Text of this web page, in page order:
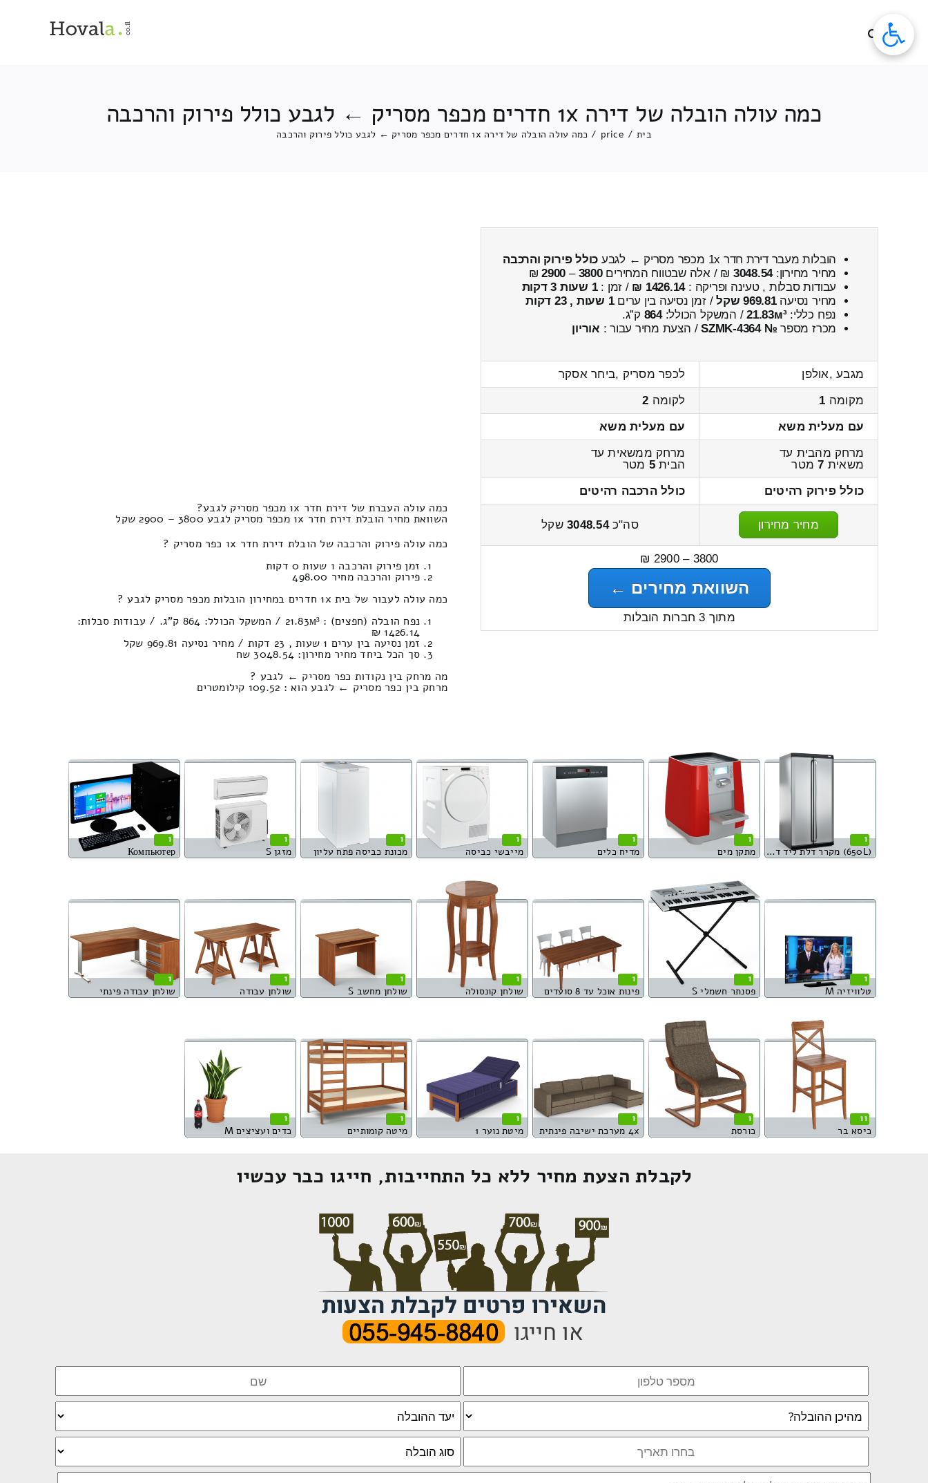
כמה עולה הובלה של דירה 1x חדרים מכפר מסריק ← לגבע כולל פירוק והרכבה
בית /
price
/ כמה עולה הובלה של דירה 1x חדרים מכפר מסריק ← לגבע כולל פירוק והרכבה
הובלות מעבר דירת חדר 1x מכפר מסריק ← לגבע
כולל פירוק והרכבה
מחיר מחירון:3048.54 ₪ / אלה שבטווח המחירים3800
–
2900
₪
עבודות סבלות , טעינה ופריקה :1426.14 ₪ / זמן :1 שעות 3 דקות
מחיר נסיעה969.81 שקל / זמן נסיעה בין ערים1 שעות , 23 דקות
נפח כללי:21.83м³/ המשקל הכולל:864 ק”ג.
מכרז מספר № SZMK-4364 / הצעת מחיר עבור : אוריון
מגבע ,אולפן
לכפר מסריק ,ביחר אסקר
מקומה 1 לקומה 2
עם מעלית משא
עם מעלית משא
מרחק מהבית עד
משאית 7מטר
מרחק ממשאית עד
הבית5 מטר
כולל פירוק רהיטים
כולל הרכבה רהיטים
מחיר מחירון סה"כ3048.54שקל
3800 – 2900 ₪
השוואת מחירים ←
מתוך 3 חברות הובלות
כמה עולה העברת של דירת חדר 1x מכפר מסריק לגבע?
השוואת מחיר הובלת דירת חדר 1x מכפר מסריק לגבע 3800 – 2900 שקל
כמה עולה פירוק והרכבה של הובלת דירת חדר 1x כפר מסריק ?
זמן פירוק והרכבה 1 שעות 0 דקות
פירוק והרכבה מחיר 498.00
כמה עולה לעבור של בית 1x חדרים במחירון הובלות מכפר מסריק לגבע ?
נפח הובלה (חפצים) : 21.83м³ / המשקל הכולל: 864 ק”ג. / עבודות סבלות:
1426.14 ₪
זמן נסיעה בין ערים 1 שעות , 23 דקות / מחיר נסיעה 969.81 שקל
סך הכל ביחד מחיר מחירון: 3048.54 שח
מה מרחק בין נקודות כפר מסריק ← לגבע ?
מרחק בין כפר מסריק ← לגבע הוא : 109.52 קילומטרים
1
(650L) מקרר דלת ליד דלת
1
מתקן מים
1
מדיח כלים
1
מייבשי כביסה
1
מכונת כביסה פתח עליון
1
מזגן S
1
Компьютер
1
טלוויזיה M
1
פסנתר חשמלי S
1
פינות אוכל עד 8 סועדים
1
שולחן קונסולה
1
שולחן מחשב S
1
שולחן עבודה
1
שולחן עבודה פינתי
11
כיסא בר
1
כורסת
1
4x מערכת ישיבה פינתית
1
מיטת נוער 1
1
מיטה קומותיים
1
כדים ועציצים M
לקבלת הצעת מחיר ללא כל התחייבות, חייגו כבר עכשיו